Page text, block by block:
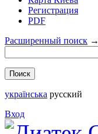
Регистрация
PDF
Расширенный поиск →
українська русский
Вход